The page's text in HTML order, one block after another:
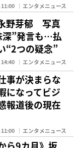
エンタメニュース
野芽郁 写真
深”発言も…払
“2つの疑念”
エンタメニュース
事が決まらな
なってビジ
報道後の現在
エンタメニュース